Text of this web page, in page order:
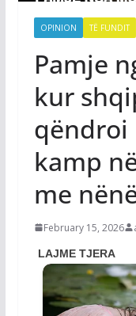
OPINION TË FUNDIT
Pamje
kur
qëndroi
kamp
me
February 15, 2026